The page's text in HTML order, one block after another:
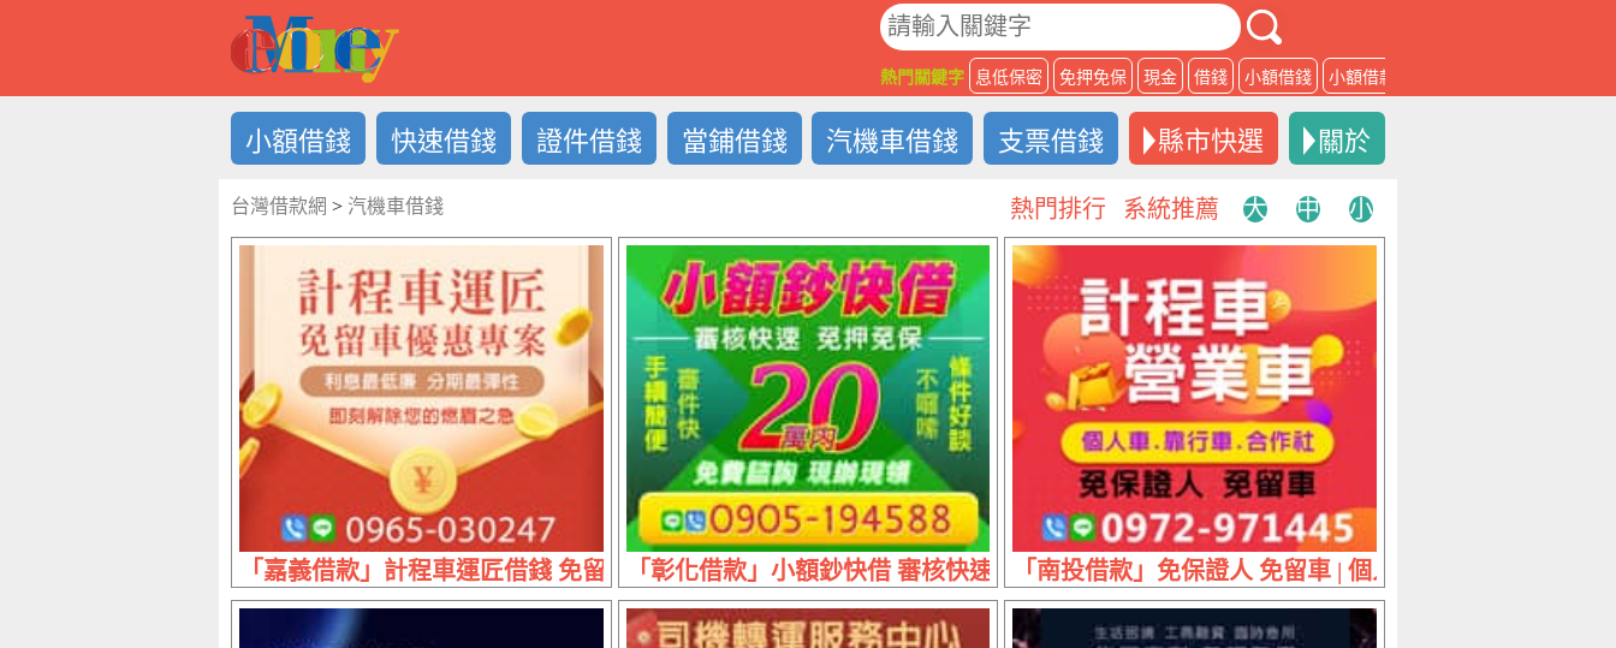
熱門關鍵字 息低保密 免押免保 現金 借錢 小額借錢 小額借款
小額借錢 快速借錢 證件借錢 當鋪借錢 汽機車借錢 支票借錢 縣市快選 關於
台灣借款網 > 汽機車借錢 熱門排行 系統推薦 大 中 小
「嘉義借款」計程車運匠借錢 免留車優惠專案 | 利息最低廉 分期最彈性
「彰化借款」小額鈔快借 審核快速 | 20萬內 條件好談「南投借款」免保證人 免留車 | 個人車靠行車營業車 計